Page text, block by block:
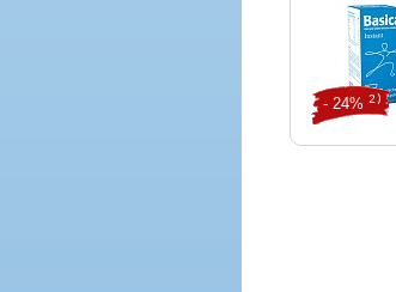
- 24% 2)